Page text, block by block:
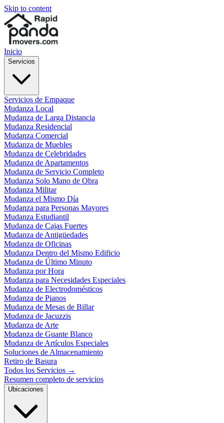
Skip to content
Inicio
Servicios
Servicios de Empaque
Mudanza Local
Mudanza de Larga Distancia
Mudanza Residencial
Mudanza Comercial
Mudanza de Muebles
Mudanza de Celebridades
Mudanza de Apartamentos
Mudanza de Servicio Completo
Mudanza Solo Mano de Obra
Mudanza Militar
Mudanza el Mismo Día
Mudanza para Personas Mayores
Mudanza Estudiantil
Mudanza de Cajas Fuertes
Mudanza de Antigüedades
Mudanza de Oficinas
Mudanza Dentro del Mismo Edificio
Mudanza de Último Minuto
Mudanza por Hora
Mudanza para Necesidades Especiales
Mudanza de Electrodomésticos
Mudanza de Pianos
Mudanza de Mesas de Billar
Mudanza de Jacuzzis
Mudanza de Arte
Mudanza de Guante Blanco
Mudanza de Artículos Especiales
Soluciones de Almacenamiento
Retiro de Basura
Todos los Servicios →
Resumen completo de servicios
Ubicaciones